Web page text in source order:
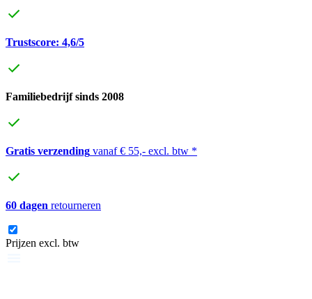
Trustscore: 4,6/5
Familiebedrijf sinds 2008
Gratis verzending vanaf € 55,- excl. btw *
60 dagen retourneren
Prijzen excl. btw